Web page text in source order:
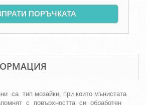
ПОРЪЧКАТА
са тип мозайки, при които мънистата
с повърхността си обработен